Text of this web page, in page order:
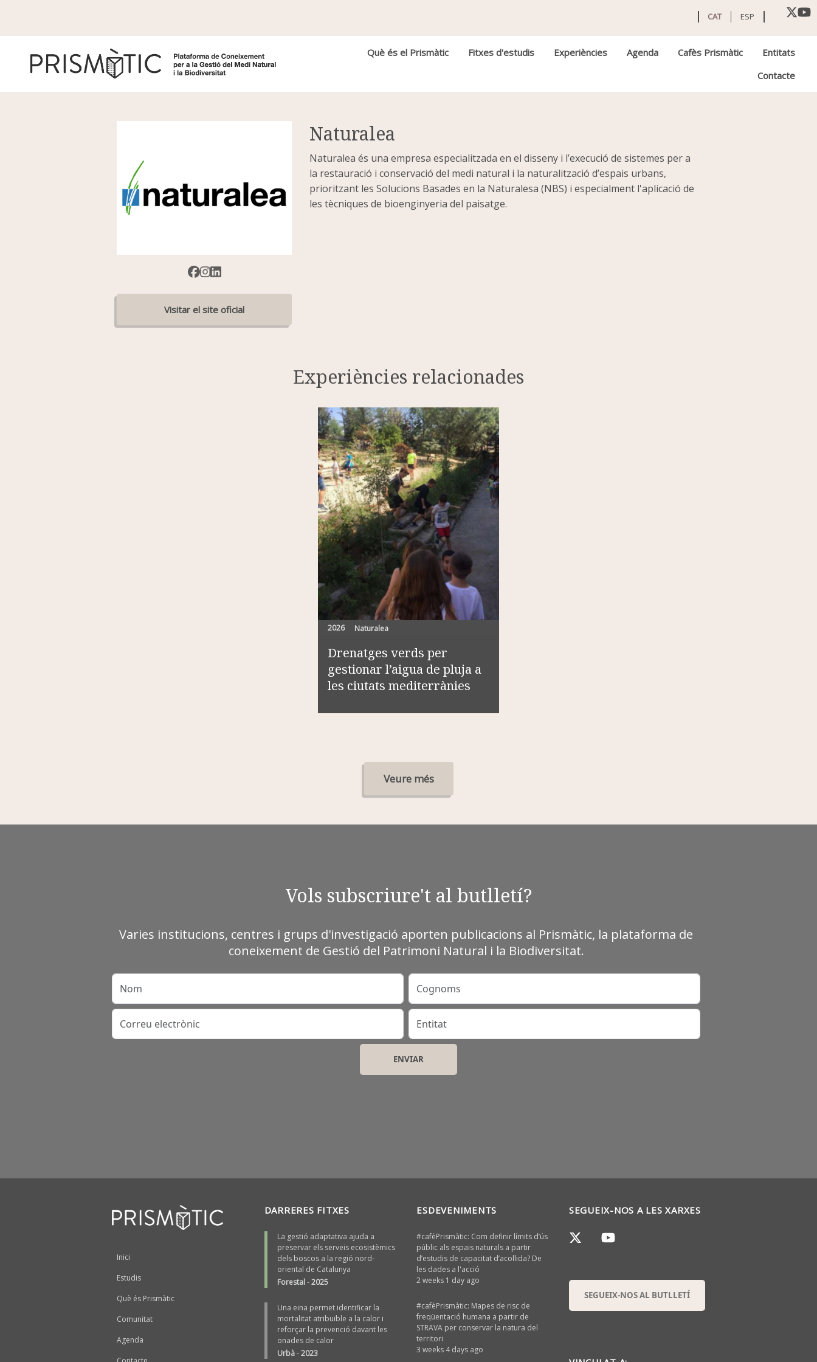
CAT ESP
Navegació principal
Què és el Prismàtic Fitxes d'estudis Experiències Agenda Cafès Prismàtic
Entitats
Contacte
Naturalea
Naturalea és una empresa especialitzada en el disseny i l’execució de sistemes per a
la restauració i conservació del medi natural i la naturalització d’espais urbans,
prioritzant les Solucions Basades en la Naturalesa (NBS) i especialment l'aplicació de
les tècniques de bioenginyeria del paisatge.
Experiències relacionades
2026 Naturalea
Drenatges verds per
gestionar l’aigua de pluja a
les ciutats mediterrànies
Veure més
Vols subscriure't al butlletí?
Varies institucions, centres i grups d'investigació aporten publicacions al Prismàtic, la plataforma de
coneixement de Gestió del Patrimoni Natural i la Biodiversitat.
Nom Cognoms
Correu electrònic Entitat
Peu
Inici
Estudis
Què és Prismàtic
Comunitat
Agenda
DARRERES FITXES
La gestió adaptativa ajuda a
preservar els serveis ecosistèmics
dels boscos a la regió nord-
oriental de Catalunya
Forestal-2025
Una eina permet identificar la
mortalitat atribuïble a la calor i
reforçar la prevenció davant les
onades de calor
Urbà-2023
ESDEVENIMENTS
#cafèPrismàtic: Com definir límits d’ús
públic als espais naturals a partir
d’estudis de capacitat d’acollida? De
les dades a l'acció
2 weeks 1 day ago
#cafèPrismàtic: Mapes de risc de
freqüentació humana a partir de
STRAVA per conservar la natura del
territori
3 weeks 4 days ago
SEGUEIX-NOS A LES XARXES
SEGUEIX-NOS AL BUTLLETÍ